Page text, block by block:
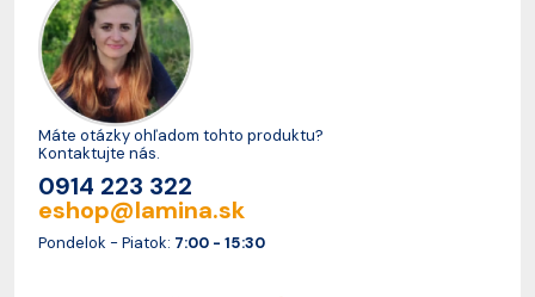
Máte otázky ohľadom tohto produktu?
Kontaktujte nás.
0914 223 322
eshop@lamina.sk
Pondelok - Piatok: 7:00 - 15:30